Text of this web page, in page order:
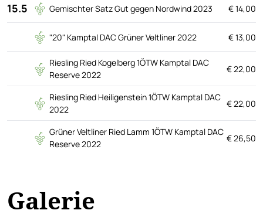
15.5 Gemischter Satz Gut gegen Nordwind 2023 € 14,00
"20" Kamptal DAC Grüner Veltliner 2022 € 13,00
Riesling Ried Kogelberg 1ÖTW Kamptal DAC
Reserve 2022
€ 22,00
Riesling Ried Heiligenstein 1ÖTW Kamptal DAC
2022
€ 22,00
Grüner Veltliner Ried Lamm 1ÖTW Kamptal DAC
Reserve 2022
€ 26,50
Galerie